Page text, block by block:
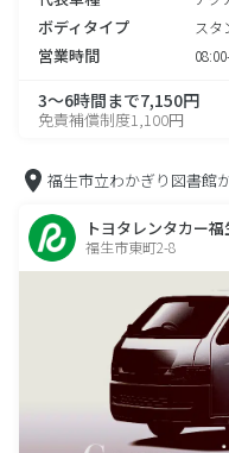
ボディタイプ スタ
営業時間
3～6時間まで7,150円
免責補償制度1,100円
福生市立わかぎり図書館
トヨタレンタカー
福生市東町2-8